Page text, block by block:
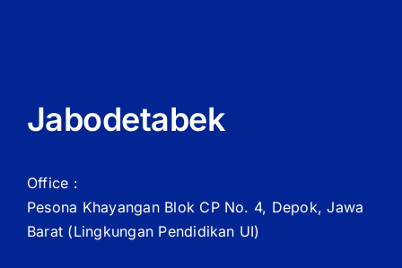
Jabodetabek
Office :
Pesona Khayangan Blok CP No. 4, Depok, Jawa
Barat (Lingkungan Pendidikan UI)